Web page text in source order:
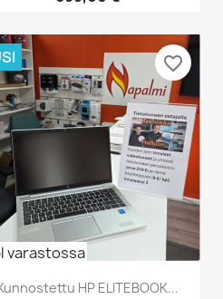
Pikakatselu
varastossa
HP ELITEBOOK...
favorite_border